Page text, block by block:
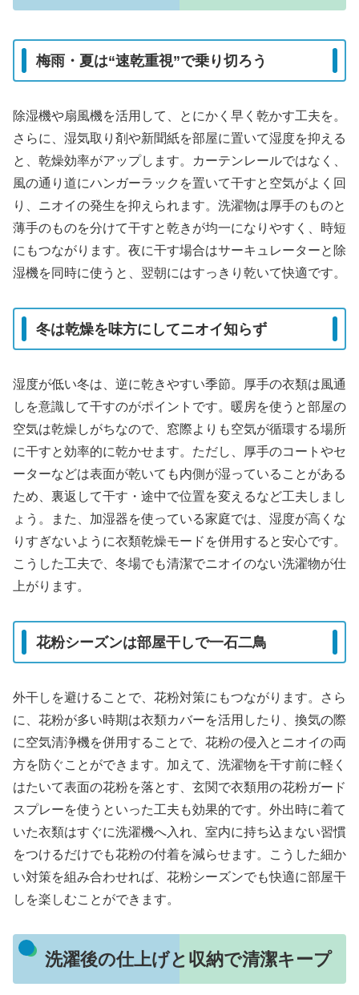
梅雨・夏は“速乾重視”で乗り切ろう
除湿機や扇風機を活用して、とにかく早く乾かす工夫を。
さらに、湿気取り剤や新聞紙を部屋に置いて湿度を抑える
と、乾燥効率がアップします。カーテンレールではなく、
風の通り道にハンガーラックを置いて干すと空気がよく回
り、ニオイの発生を抑えられます。洗濯物は厚手のものと
薄手のものを分けて干すと乾きが均一になりやすく、時短
にもつながります。夜に干す場合はサーキュレーターと除
湿機を同時に使うと、翌朝にはすっきり乾いて快適です。
冬は乾燥を味方にしてニオイ知らず
湿度が低い冬は、逆に乾きやすい季節。厚手の衣類は風通
しを意識して干すのがポイントです。暖房を使うと部屋の
空気は乾燥しがちなので、窓際よりも空気が循環する場所
に干すと効率的に乾かせます。ただし、厚手のコートやセ
ーターなどは表面が乾いても内側が湿っていることがある
ため、裏返して干す・途中で位置を変えるなど工夫しまし
ょう。また、加湿器を使っている家庭では、湿度が高くな
りすぎないように衣類乾燥モードを併用すると安心です。
こうした工夫で、冬場でも清潔でニオイのない洗濯物が仕
上がります。
花粉シーズンは部屋干しで一石二鳥
外干しを避けることで、花粉対策にもつながります。さら
に、花粉が多い時期は衣類カバーを活用したり、換気の際
に空気清浄機を併用することで、花粉の侵入とニオイの両
方を防ぐことができます。加えて、洗濯物を干す前に軽く
はたいて表面の花粉を落とす、玄関で衣類用の花粉ガード
スプレーを使うといった工夫も効果的です。外出時に着て
いた衣類はすぐに洗濯機へ入れ、室内に持ち込まない習慣
をつけるだけでも花粉の付着を減らせます。こうした細か
い対策を組み合わせれば、花粉シーズンでも快適に部屋干
しを楽しむことができます。
洗濯後の仕上げと収納で清潔キープ